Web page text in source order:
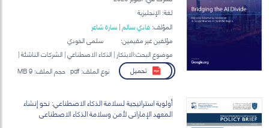
لغة: الإنجليزية
المؤلف: فادي سالم| سارة شاعر
مؤلفين غير مقيمين:
سلمى الخودي
موضوع البحث:الابتكار | الذكاء الاصطناعي | الشركات الناشئة |
الحوكمة الرقمية
تحميل نوع الملف: حجم الملف:
أولوية استراتيجية لسلامة الذكاء الاصطناعي: نحو إنشاء
المعهد الإماراتي لأمن وسلامة الذكاء الاصطناعي